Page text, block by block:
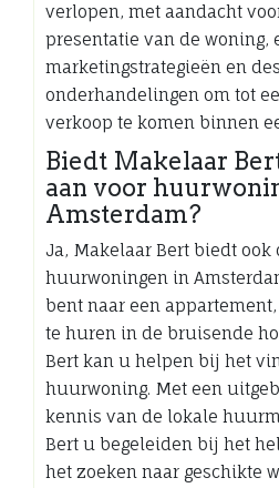
verlopen, met aandacht
presentatie van de woning,
marketingstrategieën en
onderhandelingen om tot
verkoop te komen binnen
Biedt Makelaar
aan voor
Amsterdam?
Ja, Makelaar Bert biedt ook
huurwoningen in
bent naar een
te huren in de bruisende
Bert kan u helpen bij het
huurwoning. Met een
kennis van de lokale
Bert u begeleiden bij het
het zoeken naar geschikte